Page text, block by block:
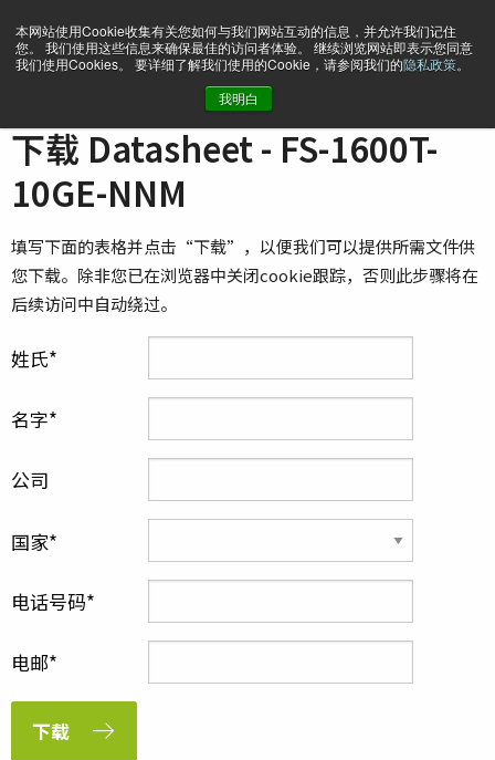
本网站使用Cookie收集有关您如何与我们网站互动的信息，并允许我们记住
您。 我们使用这些信息来确保最佳的访问者体验。 继续浏览网站即表示您同意
我们使用Cookies。 要详细了解我们使用的Cookie，请参阅我们的隐私政策。
我明白
Datasheet - FS-1600T-10GE-NNM
下载 Datasheet - FS-1600T-
10GE-NNM
填写下面的表格并点击“下载”，以便我们可以提供所需文件供
您下载。除非您已在浏览器中关闭cookie跟踪，否则此步骤将在
后续访问中自动绕过。
姓氏
名字
公司
国家
电话号码
电邮
下载